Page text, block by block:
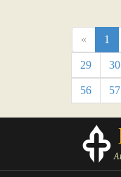
« 1
29 30
56 57